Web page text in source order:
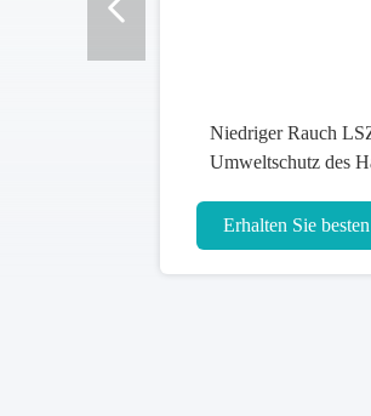
CU XLPE niedriger Rauch null
Halogen-Stromkabel für
Erhalten Sie besten Preis